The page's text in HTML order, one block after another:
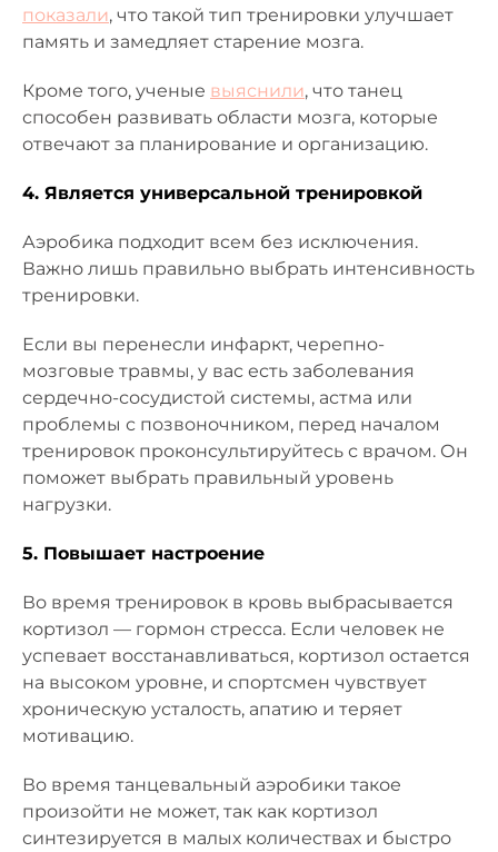
показали, что такой тип тренировки улучшает
память и замедляет старение мозга.
Кроме того, ученые выяснили, что танец
способен развивать области мозга, которые
отвечают за планирование и организацию.
4. Является универсальной тренировкой
Аэробика подходит всем без исключения.
Важно лишь правильно выбрать интенсивность
тренировки.
Если вы перенесли инфаркт, черепно-
мозговые травмы, у вас есть заболевания
сердечно-сосудистой системы, астма или
проблемы с позвоночником, перед началом
тренировок проконсультируйтесь с врачом. Он
поможет выбрать правильный уровень
нагрузки.
5. Повышает настроение
Во время тренировок в кровь выбрасывается
кортизол — гормон стресса. Если человек не
успевает восстанавливаться, кортизол остается
на высоком уровне, и спортсмен чувствует
хроническую усталость, апатию и теряет
мотивацию.
Во время танцевальный аэробики такое
произойти не может, так как кортизол
синтезируется в малых количествах и быстро